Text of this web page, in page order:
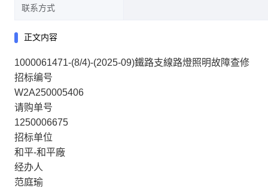
联系方式
正文内容
1000061471-(8/4)-(2025-09)鐵路支線路燈照明故障查修
招标编号
W2A250005406
请购单号
1250006675
招标单位
和平-和平廠
经办人
范庭瑜